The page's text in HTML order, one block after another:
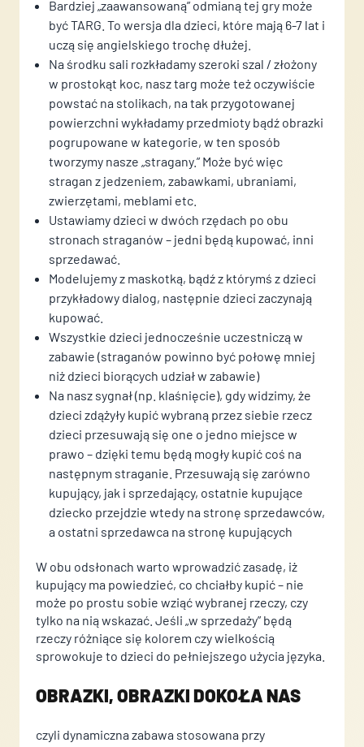
Bardziej „zaawansowaną” odmianą tej gry może
być TARG. To wersja dla dzieci, które mają 6-7 lat i
uczą się angielskiego trochę dłużej.
Na środku sali rozkładamy szeroki szal / złożony
w prostokąt koc, nasz targ może też oczywiście
powstać na stolikach, na tak przygotowanej
powierzchni wykładamy przedmioty bądź obrazki
pogrupowane w kategorie, w ten sposób
tworzymy nasze „stragany.” Może być więc
stragan z jedzeniem, zabawkami, ubraniami,
zwierzętami, meblami etc.
Ustawiamy dzieci w dwóch rzędach po obu
stronach straganów – jedni będą kupować, inni
sprzedawać.
Modelujemy z maskotką, bądź z którymś z dzieci
przykładowy dialog, następnie dzieci zaczynają
kupować.
Wszystkie dzieci jednocześnie uczestniczą w
zabawie (straganów powinno być połowę mniej
niż dzieci biorących udział w zabawie)
Na nasz sygnał (np. klaśnięcie), gdy widzimy, że
dzieci zdążyły kupić wybraną przez siebie rzecz
dzieci przesuwają się one o jedno miejsce w
prawo – dzięki temu będą mogły kupić coś na
następnym straganie. Przesuwają się zarówno
kupujący, jak i sprzedający, ostatnie kupujące
dziecko przejdzie wtedy na stronę sprzedawców,
a ostatni sprzedawca na stronę kupujących
W obu odsłonach warto wprowadzić zasadę, iż
kupujący ma powiedzieć, co chciałby kupić – nie
może po prostu sobie wziąć wybranej rzeczy, czy
tylko na nią wskazać. Jeśli „w sprzedaży” będą
rzeczy różniące się kolorem czy wielkością
sprowokuje to dzieci do pełniejszego użycia języka.
OBRAZKI, OBRAZKI DOKOŁA NAS
czyli dynamiczna zabawa stosowana przy